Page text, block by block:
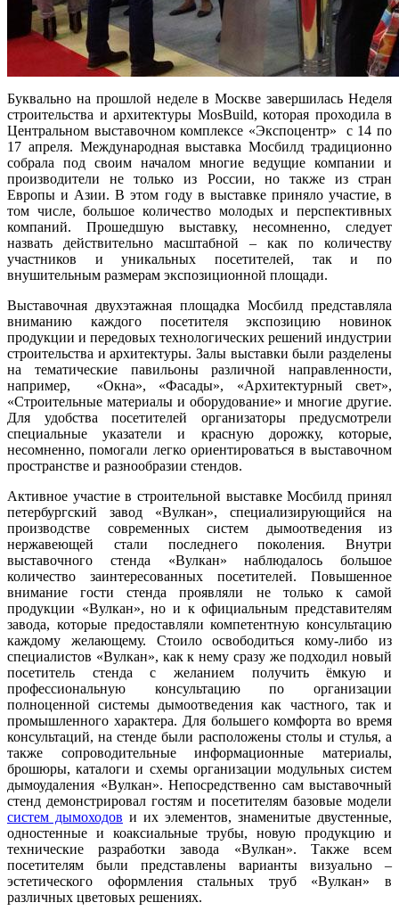
Буквально на прошлой неделе в Москве завершилась Неделя
строительства и архитектуры MosBuild, которая проходила в
Центральном выставочном комплексе «Экспоцентр» с 14 по
17 апреля. Международная выставка Мосбилд традиционно
собрала под своим началом многие ведущие компании и
производители не только из России, но также из стран
Европы и Азии. В этом году в выставке приняло участие, в
том числе, большое количество молодых и перспективных
компаний. Прошедшую выставку, несомненно, следует
назвать действительно масштабной – как по количеству
участников и уникальных посетителей, так и по
внушительным размерам экспозиционной площади.
Выставочная двухэтажная площадка Мосбилд представляла
вниманию каждого посетителя экспозицию новинок
продукции и передовых технологических решений индустрии
строительства и архитектуры. Залы выставки были разделены
на тематические павильоны различной направленности,
например, «Окна», «Фасады», «Архитектурный свет»,
«Строительные материалы и оборудование» и многие другие.
Для удобства посетителей организаторы предусмотрели
специальные указатели и красную дорожку, которые,
несомненно, помогали легко ориентироваться в выставочном
пространстве и разнообразии стендов.
Активное участие в строительной выставке Мосбилд принял
петербургский завод «Вулкан», специализирующийся на
производстве современных систем дымоотведения из
нержавеющей стали последнего поколения. Внутри
выставочного стенда «Вулкан» наблюдалось большое
количество заинтересованных посетителей. Повышенное
внимание гости стенда проявляли не только к самой
продукции «Вулкан», но и к официальным представителям
завода, которые предоставляли компетентную консультацию
каждому желающему. Стоило освободиться кому-либо из
специалистов «Вулкан», как к нему сразу же подходил новый
посетитель стенда с желанием получить ëмкую и
профессиональную консультацию по организации
полноценной системы дымоотведения как частного, так и
промышленного характера. Для большего комфорта во время
консультаций, на стенде были расположены столы и стулья, а
также сопроводительные информационные материалы,
брошюры, каталоги и схемы организации модульных систем
дымоудаления «Вулкан». Непосредственно сам выставочный
стенд демонстрировал гостям и посетителям базовые модели
систем дымоходов и их элементов, знаменитые двустенные,
одностенные и коаксиальные трубы, новую продукцию и
технические разработки завода «Вулкан». Также всем
посетителям были представлены варианты визуально –
эстетического оформления стальных труб «Вулкан» в
различных цветовых решениях.